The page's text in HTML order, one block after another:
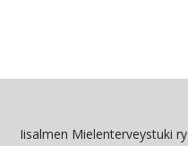
Iisalmen Mielenterveystuki ry